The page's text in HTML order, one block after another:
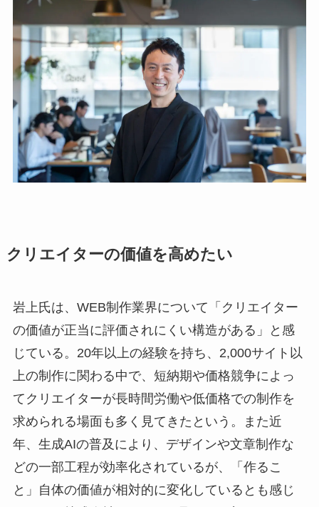
クリエイターの価値を高めたい
岩上氏は、WEB制作業界について「クリエイター
の価値が正当に評価されにくい構造がある」と感
じている。20年以上の経験を持ち、2,000サイト以
上の制作に関わる中で、短納期や価格競争によっ
てクリエイターが長時間労働や低価格での制作を
求められる場面も多く見てきたという。また近
年、生成AIの普及により、デザインや文章制作な
どの一部工程が効率化されているが、「作るこ
と」自体の価値が相対的に変化しているとも感じ